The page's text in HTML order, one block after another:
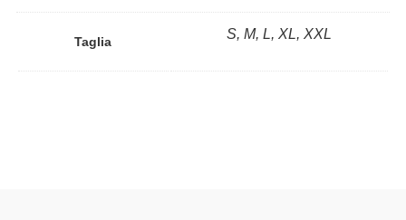
Taglia S, M, L, XL, XXL